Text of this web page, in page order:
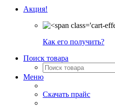
Акция!
Как его получить?
Поиск товара
Меню
Скачать прайс